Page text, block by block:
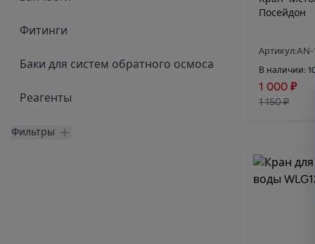
Фитинги
Баки для систем обратного осмоса
Реагенты
Фильтры
Посейдон
Артикул:AN-
В наличии:
1 000 ₽
1 150 ₽